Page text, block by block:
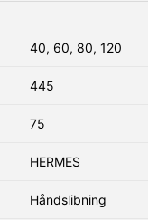
40, 60, 80, 120
445
75
HERMES
Håndslibning